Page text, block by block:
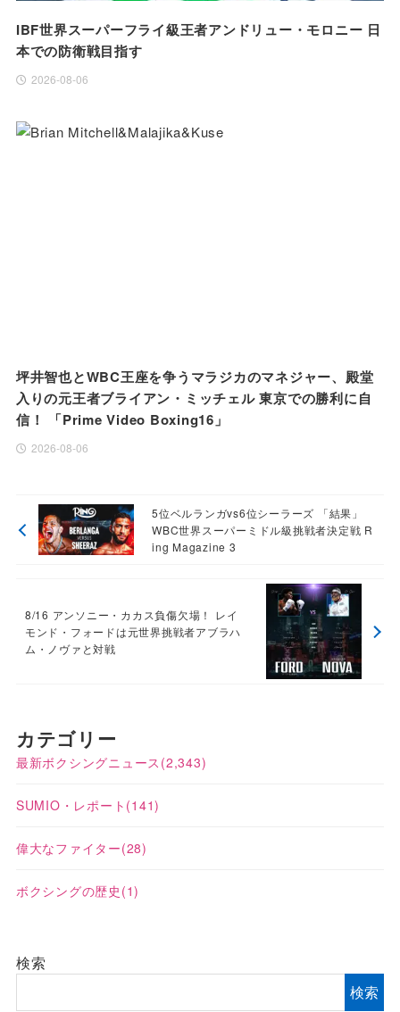
IBF世界スーパーフライ級王者アンドリュー・モロニー 日
本での防衛戦目指す
2026-08-06
坪井智也とWBC王座を争うマラジカのマネジャー、殿堂
入りの元王者ブライアン・ミッチェル 東京での勝利に自
信！ 「Prime Video Boxing16」
2026-08-06
5位ベルランガvs6位シーラーズ 「結果」
WBC世界スーパーミドル級挑戦者決定戦 R
ing Magazine 3
8/16 アンソニー・カカス負傷欠場！ レイ
モンド・フォードは元世界挑戦者アブラハ
ム・ノヴァと対戦
カテゴリー
最新ボクシングニュース (2,343)
SUMIO・レポート (141)
偉大なファイター(28)
ボクシングの歴史 (1)
検索
検索